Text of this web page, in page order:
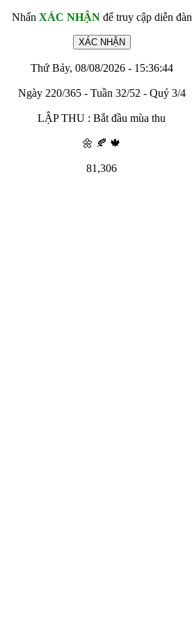
Nhấn XÁC NHẬNđể truy cập diễn đàn
Thứ Bảy, 08/08/2026 - 15:36:44
Ngày 220/365 - Tuần 32/52 - Quý 3/4
LẬP THU : Bắt đầu mùa thu
🌼 🍂 🍁
81,306